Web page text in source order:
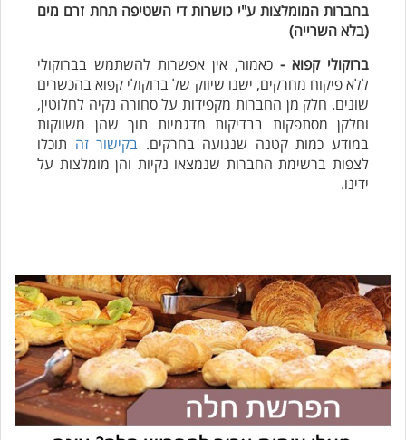
בחברות המומלצות ע"י כושרות די השטיפה תחת זרם מים
(בלא השרייה)
ברוקולי קפוא - כאמור, אין אפשרות להשתמש בברוקולי
ללא פיקוח מחרקים, ישנו שיווק של ברוקולי קפוא בהכשרים
שונים. חלק מן החברות מקפידות על סחורה נקיה לחלוטין,
וחלקן מסתפקות בבדיקות מדגמיות תוך שהן משווקות
במודע כמות קטנה שנגועה בחרקים. בקישור זה תוכלו
לצפות ברשימת החברות שנמצאו נקיות והן מומלצות על
ידינו.